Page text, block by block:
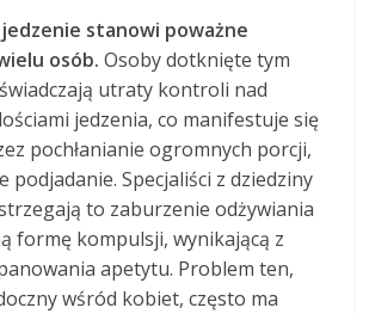
stanowi poważne
osób. Osoby dotknięte tym
utraty kontroli nad
jedzenia, co manifestuje się
pochłanianie ogromnych porcji,
podjadanie. Specjaliści z dziedziny
to zaburzenie odżywiania
formę kompulsji, wynikającą z
apetytu. Problem ten,
wśród kobiet, często ma